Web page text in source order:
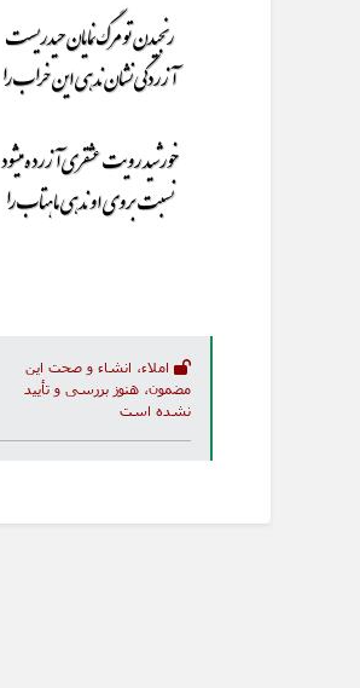
رنجیدن تو مرگ نمایان حیدریست
آزردگی نشان ندهی این خراب را
خورشید رویت عشقری آزرده میشود
نسبت بروی او ندهی ماهتاب را
املاء، انشاء و صحت این
مضمون، هنوز بررسی و تأیید
نشده است